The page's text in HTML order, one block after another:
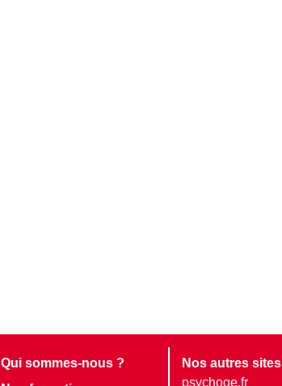
Qui sommes-nous ?
Nos autres sites
psychoge.fr